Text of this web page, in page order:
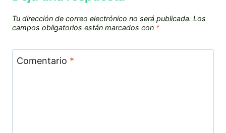
Tu dirección de correo electrónico no será publicada. Los
campos obligatorios están marcados con *
Comentario *